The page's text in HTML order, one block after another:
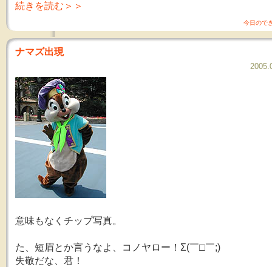
続きを読む＞＞
今日ので
ナマズ出現
意味もなくチップ写真。
た、短眉とか言うなよ、コノヤロー！Σ(￣□￣;)
失敬だな、君！